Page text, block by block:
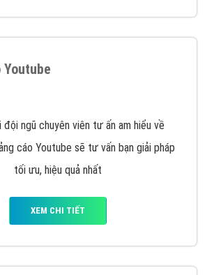
Youtube
ngũ chuyên viên tư ấn am hiểu về
cáo Youtube sẽ tư vấn bạn giải pháp
tối ưu, hiệu quả nhất
XEM CHI TIẾT